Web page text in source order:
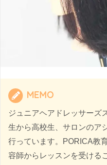
MEMO
ジュニアヘアドレッサーズ
生から高校生、サロンのア
行っています。PORICA教
容師からレッスンを受ける